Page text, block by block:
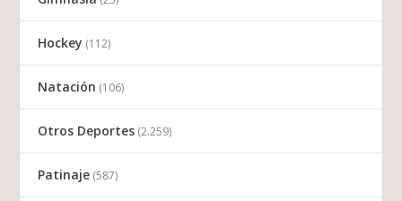
Hockey (112)
Natación (106)
Otros Deportes (2.259)
Patinaje (587)